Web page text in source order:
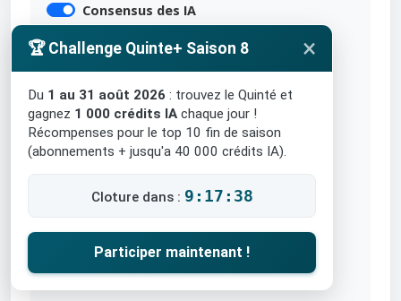
Consensus des IA
Claude AI
DeepSeek
Grok
Meta AI
Perplexity
Copilot
🏆 Challenge Quinte+ Saison 8 ×
Du 1 au 31 août 2026 : trouvez le Quinté et
gagnez 1 000 crédits IA chaque jour !
Récompenses pour le top 10 fin de saison
(abonnements + jusqu'a 40 000 crédits IA).
Cloture dans : 9:17:37
Participer maintenant !